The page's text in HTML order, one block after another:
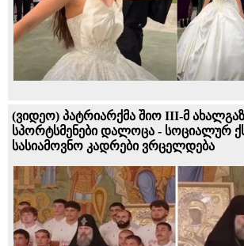
(ვიდეო) პატრიარქმა შიო III-მ
სპორტსმენები დალოცა - სოციალურ
სასიამოვნო კადრები ვრცელდება